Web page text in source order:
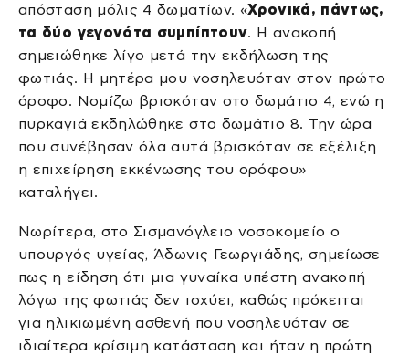
απόσταση μόλις 4 δωματίων. «Χρονικά, πάντως,
τα δύο γεγονότα συμπίπτουν. Η ανακοπή
σημειώθηκε λίγο μετά την εκδήλωση της
φωτιάς. Η μητέρα μου νοσηλευόταν στον πρώτο
όροφο. Νομίζω βρισκόταν στο δωμάτιο 4, ενώ η
πυρκαγιά εκδηλώθηκε στο δωμάτιο 8. Την ώρα
που συνέβησαν όλα αυτά βρισκόταν σε εξέλιξη
η επιχείρηση εκκένωσης του ορόφου»
καταλήγει.
Νωρίτερα, στο Σισμανόγλειο νοσοκομείο ο
υπουργός υγείας, Άδωνις Γεωργιάδης, σημείωσε
πως η είδηση ότι μια γυναίκα υπέστη ανακοπή
λόγω της φωτιάς δεν ισχύει, καθώς πρόκειται
για ηλικιωμένη ασθενή που νοσηλευόταν σε
ιδιαίτερα κρίσιμη κατάσταση και ήταν η πρώτη